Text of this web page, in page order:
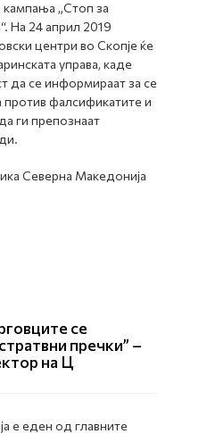
кампања „Стоп за
На 24 април 2019
центри во Скопје ќе
управа, каде
да се информираат за се
фалсификатите и
ги препознаат
Северна Македонија
се
пречки” –
на Ц
е еден од главните